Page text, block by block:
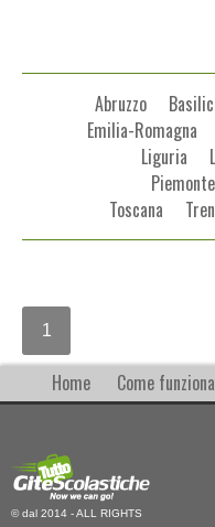
Abruzzo
Emilia-Romagna
Liguria
Piemonte
Toscana
1
Home Come funziona
© dal 2014 - ALL RIGHTS